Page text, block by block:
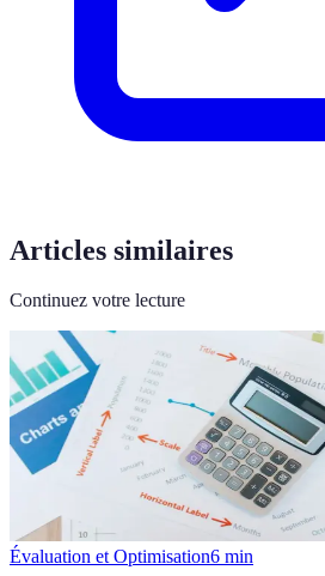
Articles similaires
Continuez votre lecture
Évaluation et Optimisation6 min